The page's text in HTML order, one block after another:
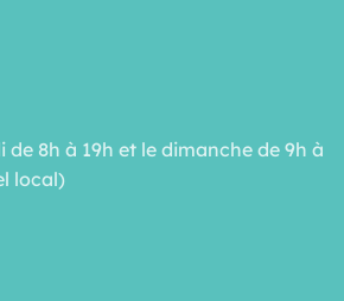
de 8h à 19h et le dimanche de 9h à
local)